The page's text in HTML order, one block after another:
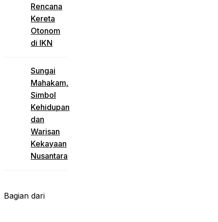
Rencana
Kereta
Otonom
di IKN
Sungai
Mahakam,
Simbol
Kehidupan
dan
Warisan
Kekayaan
Nusantara
Bagian dari